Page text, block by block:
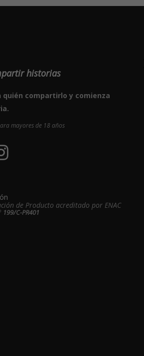
historias
quién compartirlo y comienza
mayores de 18 años
de Producto acreditado por ENAC
199/C-PR401